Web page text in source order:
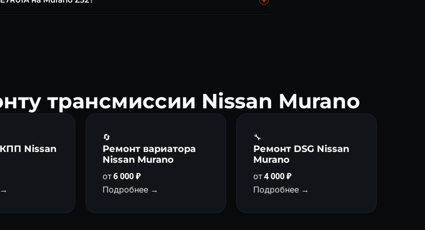
км.
трансмиссии Nissan Murano
Nissan
🔄
Ремонт вариатора
Nissan Murano
от6 000 ₽
Подробнее →
🔧
Ремонт DSG Nissan
Murano
от4 000 ₽
Подробнее →